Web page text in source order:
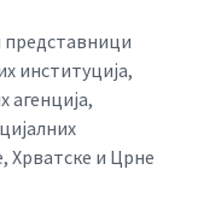
представници
институција,
агенција,
Хрватске и Црне